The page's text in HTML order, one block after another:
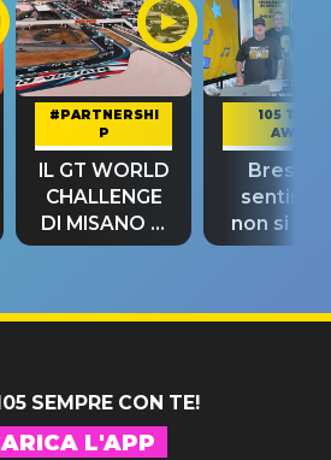
#PARTNERSHI
P
IL GT WORLD
CHALLENGE
DI MISANO si
riconferma
105 TAKE
AWAY
Bresh:
non si
fino alla
SEMPRE CON TE!
L'APP